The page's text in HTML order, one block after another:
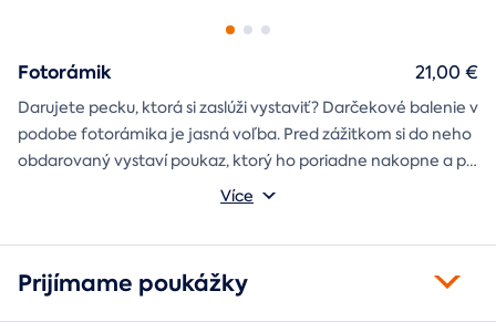
Fotorámik
Darujete pecku, ktorá si zaslúži vystaviť? Darčekové balenie v
podobe fotorámika je jasná voľba. Pred zážitkom si do neho
obdarovaný vystaví poukaz, ktorý ho poriadne nakopne a po
absolvovaní tam poputuje fotka zo zážitku, ktorá pri každom
Môžete vybrať z motívov balónový, tunelový a univerzálny
Více
21,00 €
Prijímame poukážky